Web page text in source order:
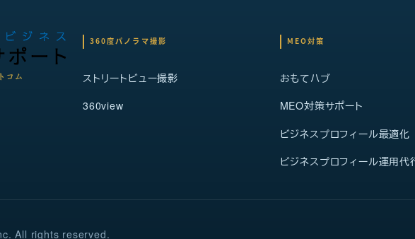
360度パノラマ撮影
ストリートビュー撮影
360view
MEO対策
おもてハブ
MEO対策サポート
ビジネスプロフィール最適化
ビジネスプロフィール運用代
All rights reserved.